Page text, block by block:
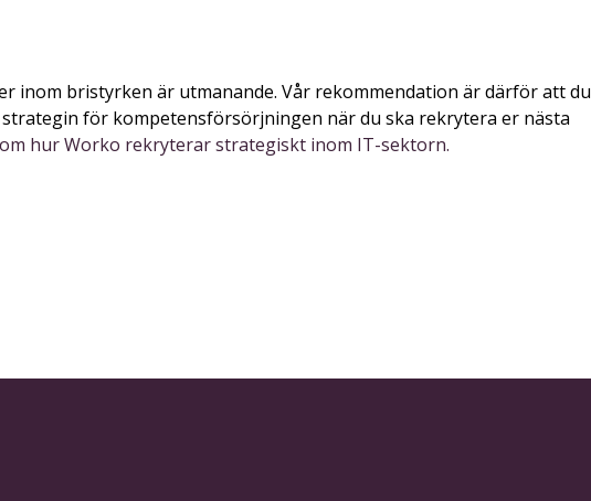
inom bristyrken är utmanande. Vår rekommendation är därför att du
för kompetensförsörjningen när du ska rekrytera er nästa
hur Worko rekryterar strategiskt inom IT-sektorn.